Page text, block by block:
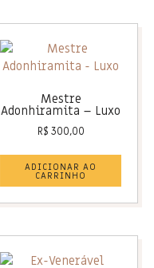
Mestre
Adonhiramita – Luxo
R$ 300,00
ADICIONAR AO
CARRINHO